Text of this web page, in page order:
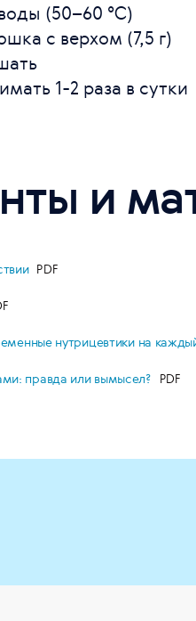
(50–60 °С)
с верхом (7,5 г)
1-2 раза в сутки
и
нутрицевтики на
правда или вымысел?